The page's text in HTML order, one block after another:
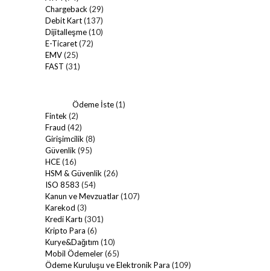
Chargeback(29)
Debit Kart(137)
Dijitalleşme(10)
E-Ticaret(72)
EMV(25)
FAST (31)
Ödeme İste(1)
Fintek(2)
Fraud (42)
Girişimcilik(8)
Güvenlik(95)
HCE(16)
HSM & Güvenlik(26)
ISO 8583 (54)
Kanun ve Mevzuatlar(107)
Karekod (3)
Kredi Kartı (301)
Kripto Para (6)
Kurye&Dağıtım (10)
Mobil Ödemeler(65)
Ödeme Kuruluşu ve Elektronik Para (109)